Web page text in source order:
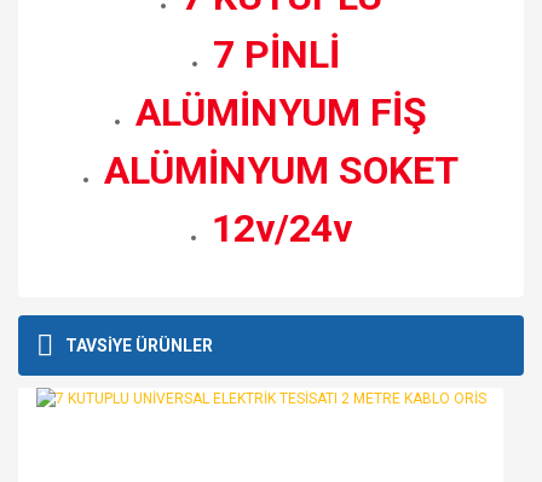
7 PİNLİ
ALÜMİNYUM FİŞ
ALÜMİNYUM SOKET
12v/24v
Bu ürüne ilk yorumu siz yapın!
kullanarak tarafımıza iletebilirsiniz.
Görüş ve önerileriniz için teşekkür ederiz.
TAVSİYE ÜRÜNLER